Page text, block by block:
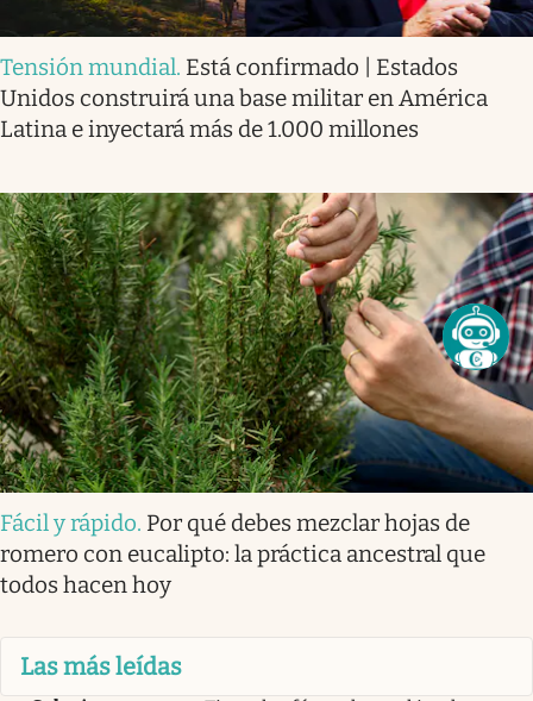
Tensión mundial. Está confirmado | Estados
Unidos construirá una base militar en América
Latina e inyectará más de 1.000 millones
Fácil y rápido. Por qué debes mezclar hojas de
romero con eucalipto: la práctica ancestral que
todos hacen hoy
Las más leídas